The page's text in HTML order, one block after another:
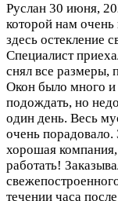
Руслан 30 июня,
которой нам очень
здесь остекление
Специалист
снял все размеры,
Окон было много
подождать, но
один день. Весь
очень
хорошая
работать!
течении часа